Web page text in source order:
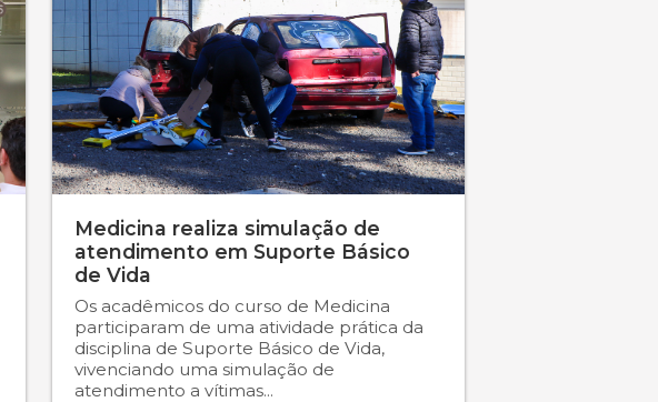
Medicina realiza simulação de
atendimento em Suporte Básico
de Vida
Os acadêmicos do curso de Medicina
participaram de uma atividade prática da
disciplina de Suporte Básico de Vida,
vivenciando uma simulação de
atendimento a vítimas...